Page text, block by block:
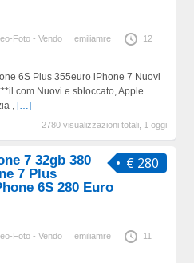
Foto - Vendo emiliamre
12
6S Plus 355euro iPhone 7 Nuovi
Nuovi e sbloccato, Apple
, […]
2780 visualizzazioni totali, 1 oggi
€ 280
7 32gb 380
7 Plus
6S 280 Euro
Foto - Vendo emiliamre
11